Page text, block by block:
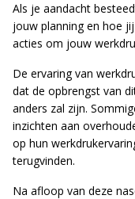
Als je aandacht
jouw planning en hoe
acties om jouw
De ervaring van
dat de opbrengst van
anders zal zijn.
inzichten aan
op hun
terugvinden.
Na afloop van deze